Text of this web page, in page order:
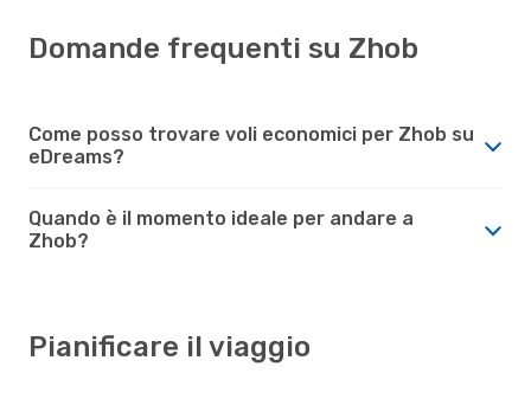
Domande frequenti su Zhob
Come posso trovare voli economici per Zhob su
eDreams?
Quando è il momento ideale per andare a
Zhob?
Pianificare il viaggio